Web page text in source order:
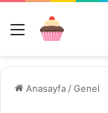
Menü
Anasayfa /Genel